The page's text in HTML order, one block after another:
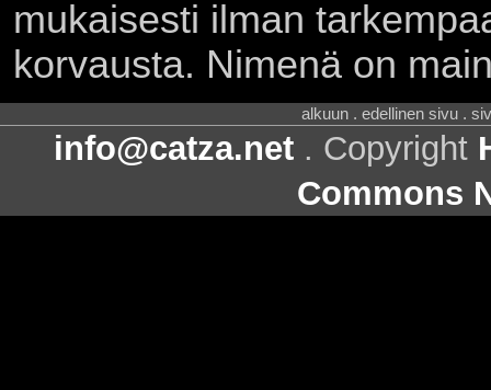
mukaisesti ilman
korvausta. Nimenä on
alkuun . edellinen sivu .
info@catza.net . Copyright
Commons